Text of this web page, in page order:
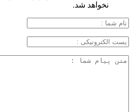
نخواهد شد.